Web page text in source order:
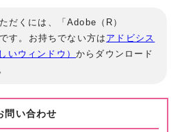
だくには、「Adobe（R）
す。お持ちでない方は アドビシス
いウィンドウ）からダウンロード
問い合わせ